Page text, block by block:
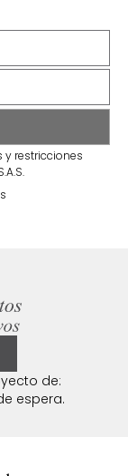
y restricciones
de:
espera.